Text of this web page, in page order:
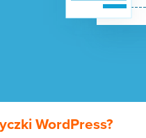
WordPress?